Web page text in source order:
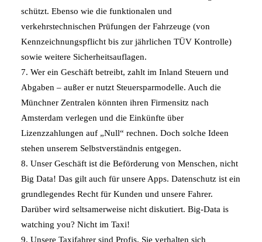
schützt. Ebenso wie die funktionalen und
verkehrstechnischen Prüfungen der Fahrzeuge (von
Kennzeichnungspflicht bis zur jährlichen TÜV Kontrolle)
sowie weitere Sicherheitsauflagen.
7. Wer ein Geschäft betreibt, zahlt im Inland Steuern und
Abgaben – außer er nutzt Steuersparmodelle. Auch die
Münchner Zentralen könnten ihren Firmensitz nach
Amsterdam verlegen und die Einkünfte über
Lizenzzahlungen auf „Null“ rechnen. Doch solche Ideen
stehen unserem Selbstverständnis entgegen.
8. Unser Geschäft ist die Beförderung von Menschen, nicht
Big Data! Das gilt auch für unsere Apps. Datenschutz ist ein
grundlegendes Recht für Kunden und unsere Fahrer.
Darüber wird seltsamerweise nicht diskutiert. Big-Data is
watching you? Nicht im Taxi!
9. Unsere Taxifahrer sind Profis. Sie verhalten sich